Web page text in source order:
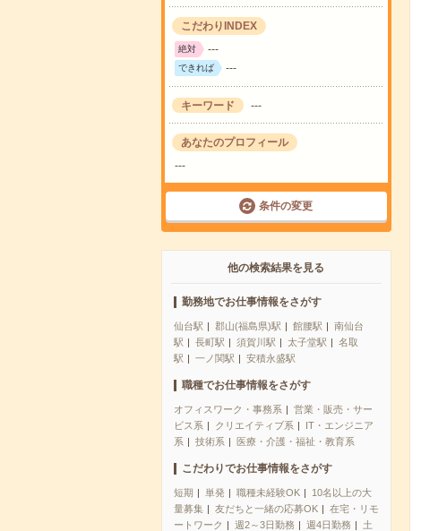
こだわりINDEX
絶対 ---
できれば ---
キーワード ---
あなたのプロフィール
---
条件の変更
他の検索結果を見る
勤務地でお仕事情報をさがす
仙台駅 郡山(福島県)駅 館腰駅
南仙台
駅
長町駅 須賀川駅 太子堂駅
名取
駅
一ノ関駅 安積永盛駅
職種でお仕事情報をさがす
オフィスワーク・事務系
営業・販売・サー
ビス系
クリエイティブ系
IT・エンジニア
系
技術系 医療・介護・福祉・教育系
こだわりでお仕事情報をさがす
短期 単発 職種未経験OK
10名以上の大
量募集
友だちと一緒の応募OK
在宅・リモ
ートワーク
週2～3日勤務 週4日勤務
土